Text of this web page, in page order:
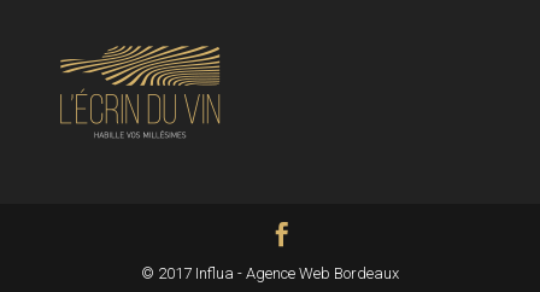
© 2017 Influa - Agence Web Bordeaux